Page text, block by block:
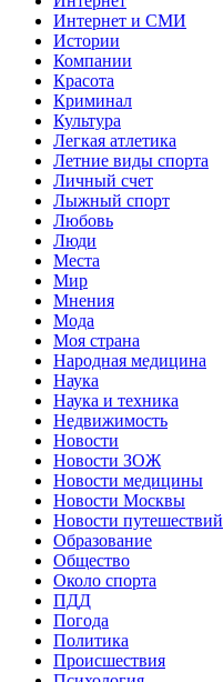
Интернет и СМИ
Истории
Компании
Красота
Криминал
Культура
Легкая атлетика
Летние виды спорта
Личный счет
Лыжный спорт
Любовь
Люди
Места
Мир
Мнения
Мода
Моя страна
Народная медицина
Наука
Наука и техника
Недвижимость
Новости
Новости ЗОЖ
Новости медицины
Новости Москвы
Новости путешествий
Образование
Общество
Около спорта
ПДД
Погода
Политика
Происшествия